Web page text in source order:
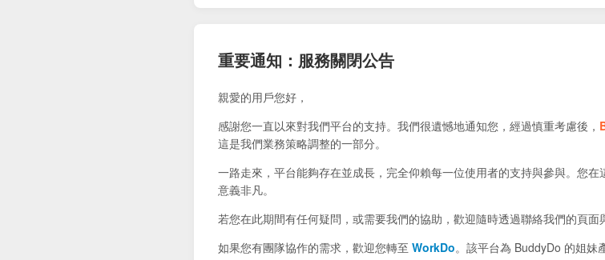
重要通知：服務關閉公告
親愛的用戶您好，
感謝您一直以來對我們平台的支持。我們很遺憾地通知您，經過慎重考慮後，
這是我們業務策略調整的一部分。
一路走來，平台能夠存在並成長，完全仰賴每一位使用者的支持與參與。您
意義非凡。
若您在此期間有任何疑問，或需要我們的協助，歡迎隨時透過聯絡我們的頁面
如果您有團隊協作的需求，歡迎您轉至 WorkDo。該平台為 BuddyDo 的姐妹